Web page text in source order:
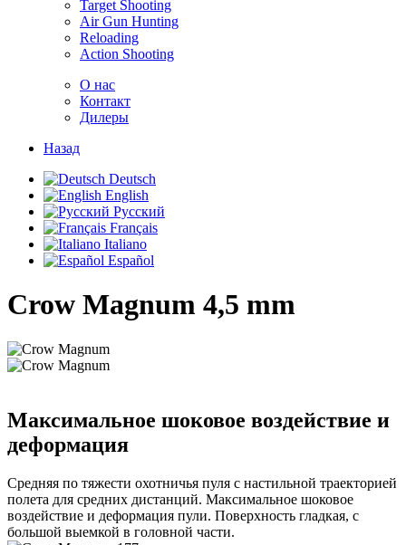
Target Shooting
Air Gun Hunting
Reloading
Action Shooting
О нас
Контакт
Дилеры
Назад
Deutsch
English
Русский
Français
Italiano
Español
Crow Magnum 4,5 mm
Максимальное шоковое воздействие и
деформация
Средняя по тяжести охотничья пуля с настильной траекторией
полета для средних дистанций. Максимальное шоковое
воздействие и деформация пули. Поверхность гладкая, с
большой выемкой в головной части.